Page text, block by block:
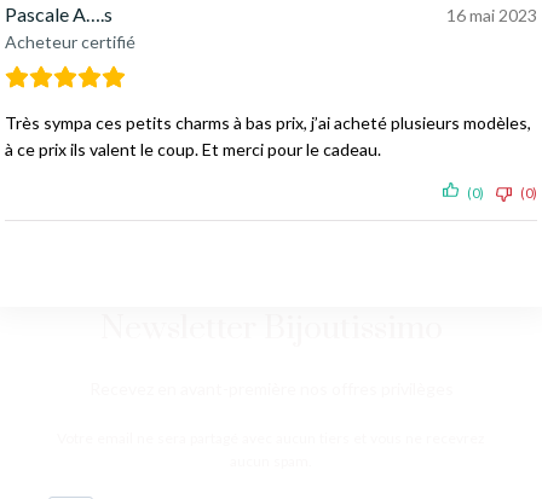
Pascale A….s
Acheteur certifié
16 mai 2023
Très sympa ces petits charms à bas prix, j’ai acheté plusieurs modèles,
à ce prix ils valent le coup. Et merci pour le cadeau.
(0) (0)